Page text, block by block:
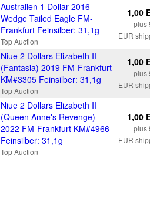
Australien 1 Dollar 2016
Wedge Tailed Eagle FM-
Frankfurt Feinsilber: 31,1g
Top Auction
1,00
plus
EUR
Niue 2 Dollars Elizabeth II
(Fantasia) 2019 FM-Frankfurt
KM#3305 Feinsilber: 31,1g
Top Auction
1,00
plus
EUR
Niue 2 Dollars Elizabeth II
(Queen Anne's Revenge)
2022 FM-Frankfurt KM#4966
Feinsilber: 31,1g
Top Auction
1,00
plus
EUR